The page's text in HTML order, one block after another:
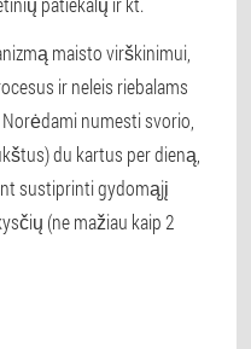
maisto virškinimui,
ir neleis riebalams
numesti svorio,
du kartus per dieną,
sustiprinti gydomąjį
(ne mažiau kaip 2